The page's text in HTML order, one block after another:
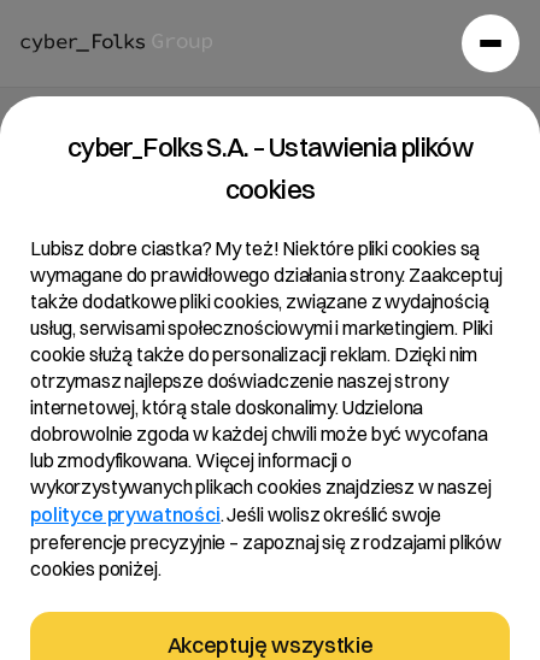
Raport bieżący 11/2017
Temat:
Korekta ujawnienia stanu posiadania
Podstawa Prawna:
Art. 70 pkt 1 Ustawy o ofercie – nabycie lub zbycie
znacznego pakietu akcji
Treść:
Zarząd R22 S.A. z siedzibą w Poznaniu („Spółka”)
informuje, że w dniu dzisiejszym wpłynęło do Spółki
poprawione zawiadomienie od Jakuba Dwernickiego,
działającego w imieniu własnym oraz w imieniu
cyber_Folks S.A. – Ustawienia plików
cookies
Lubisz dobre ciastka? My też! Niektóre pliki cookies są
wymagane do prawidłowego działania strony. Zaakceptuj
także dodatkowe pliki cookies, związane z wydajnością
usług, serwisami społecznościowymi i marketingiem. Pliki
cookie służą także do personalizacji reklam. Dzięki nim
otrzymasz najlepsze doświadczenie naszej strony
internetowej, którą stale doskonalimy. Udzielona
dobrowolnie zgoda w każdej chwili może być wycofana
lub zmodyfikowana. Więcej informacji o
wykorzystywanych plikach cookies znajdziesz w naszej
polityce prywatności. Jeśli wolisz określić swoje
preferencje precyzyjnie – zapoznaj się z rodzajami plików
cookies poniżej.
Akceptuję wszystkie